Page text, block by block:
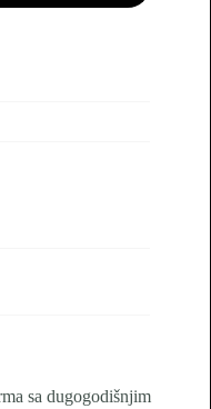
sa dugogodišnjim